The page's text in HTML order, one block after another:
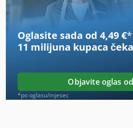
In-House Izložba
Industrijskih Klima-Uređaj
Iz Pijeska Pjeskarenje
Izgradnja I Rušenje
Ka 77
Oglasite sada od 4,49 €*
11 milijuna kupaca
Objavite oglas
*po oglasu/mjesec